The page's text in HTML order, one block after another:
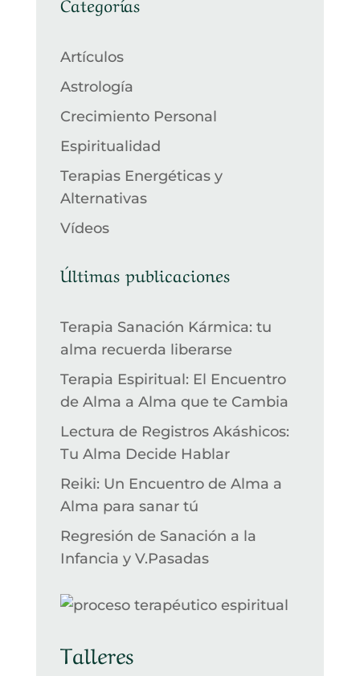
Artículos
Astrología
Crecimiento Personal
Espiritualidad
Terapias Energéticas y
Alternativas
Vídeos
Últimas publicaciones
Terapia Sanación Kármica: tu
alma recuerda liberarse
Terapia Espiritual: El Encuentro
de Alma a Alma que te Cambia
Lectura de Registros Akáshicos:
Tu Alma Decide Hablar
Reiki: Un Encuentro de Alma a
Alma para sanar tú
Regresión de Sanación a la
Infancia y V.Pasadas
Talleres